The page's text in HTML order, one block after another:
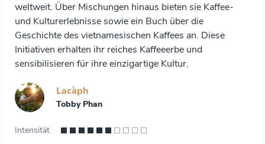
weltweit. Über Mischungen hinaus bieten sie Kaffee-
und Kulturerlebnisse sowie ein Buch über die
Geschichte des vietnamesischen Kaffees an. Diese
Initiativen erhalten ihr reiches Kaffeeerbe und
sensibilisieren für ihre einzigartige Kultur.
Lacàph
Tobby Phan
Intensität